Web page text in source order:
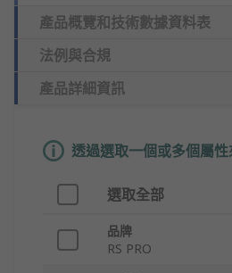
產品概覽和技術數據資料表
法例與合規
產品詳細資訊
透過選取一個或多個屬
選取全部
品牌
RS PRO